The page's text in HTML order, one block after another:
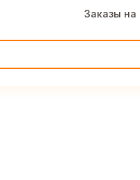
Заказы на